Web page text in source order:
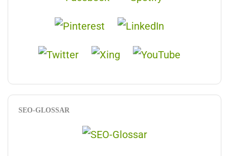
SEO-GLOSSAR